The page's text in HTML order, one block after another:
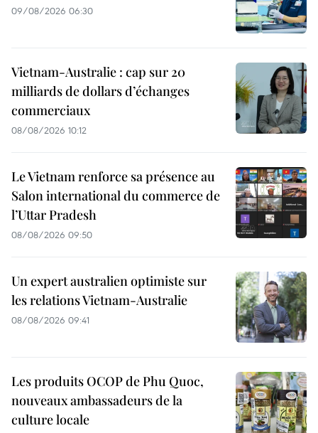
09/08/2026 06:30
Vietnam-Australie : cap sur 20
milliards de dollars d’échanges
commerciaux
08/08/2026 10:12
Le Vietnam renforce sa présence au
Salon international du commerce de
l’Uttar Pradesh
08/08/2026 09:50
Un expert australien optimiste sur
les relations Vietnam-Australie
08/08/2026 09:41
Les produits OCOP de Phu Quoc,
nouveaux ambassadeurs de la
culture locale